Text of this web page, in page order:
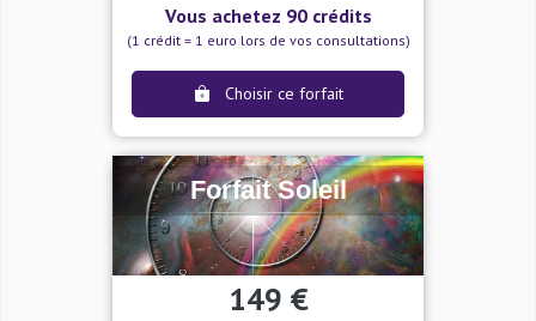
Vous achetez 90 crédits
(1 crédit = 1 euro lors de vos consultations)
Choisir ce forfait
Forfait Soleil
149 €